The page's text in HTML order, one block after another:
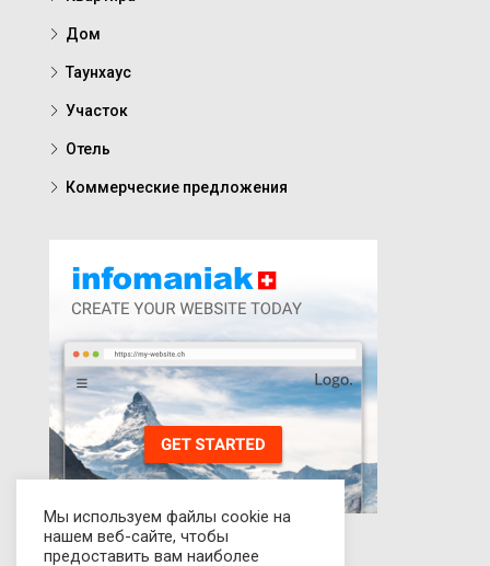
Дом
Таунхаус
Участок
Отель
Коммерческие предложения
Мы используем файлы cookie на
нашем веб-сайте, чтобы
предоставить вам наиболее